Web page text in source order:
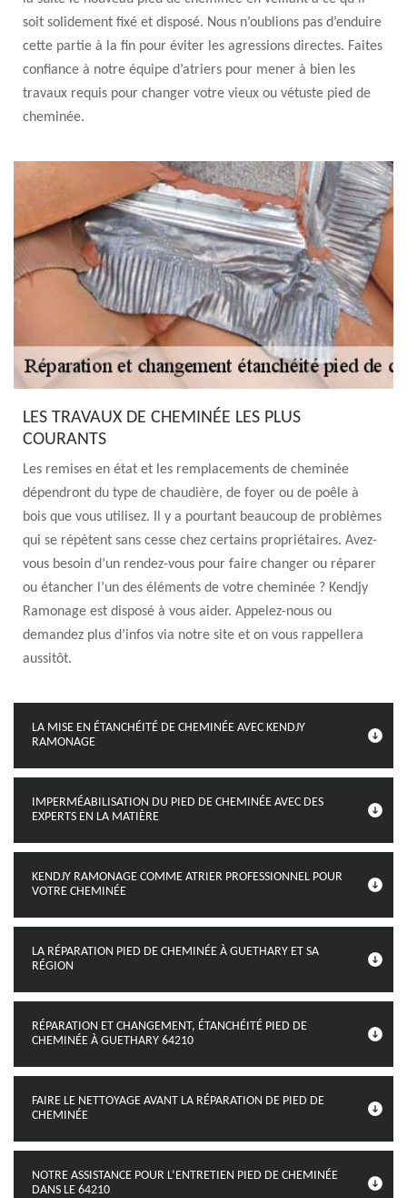
soit solidement fixé et disposé. Nous n’oublions pas d’enduire
cette partie à la fin pour éviter les agressions directes. Faites
confiance à notre équipe d’atriers pour mener à bien les
travaux requis pour changer votre vieux ou vétuste pied de
cheminée.
LES TRAVAUX DE CHEMINÉE LES PLUS
COURANTS
Les remises en état et les remplacements de cheminée
dépendront du type de chaudière, de foyer ou de poêle à
bois que vous utilisez. Il y a pourtant beaucoup de problèmes
qui se répètent sans cesse chez certains propriétaires. Avez-
vous besoin d’un rendez-vous pour faire changer ou réparer
ou étancher l’un des éléments de votre cheminée ? Kendjy
Ramonage est disposé à vous aider. Appelez-nous ou
demandez plus d’infos via notre site et on vous rappellera
aussitôt.
LA MISE EN ÉTANCHÉITÉ DE CHEMINÉE AVEC KENDJY
RAMONAGE
IMPERMÉABILISATION DU PIED DE CHEMINÉE AVEC DES
EXPERTS EN LA MATIÈRE
KENDJY RAMONAGE COMME ATRIER PROFESSIONNEL POUR
VOTRE CHEMINÉE
LA RÉPARATION PIED DE CHEMINÉE À GUETHARY ET SA
RÉGION
RÉPARATION ET CHANGEMENT, ÉTANCHÉITÉ PIED DE
CHEMINÉE À GUETHARY 64210
FAIRE LE NETTOYAGE AVANT LA RÉPARATION DE PIED DE
CHEMINÉE
NOTRE ASSISTANCE POUR L’ENTRETIEN PIED DE CHEMINÉE
DANS LE 64210